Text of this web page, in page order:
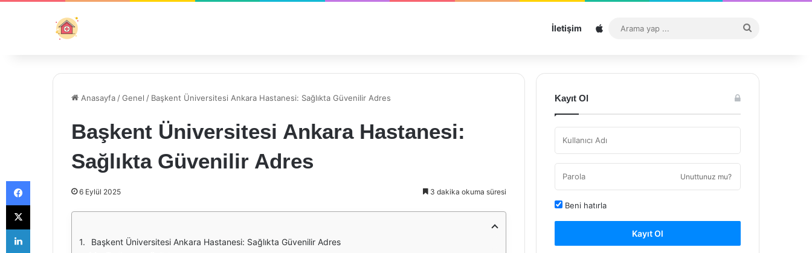
İletişim Sitemap
...
Anasayfa /Genel / Başkent Üniversitesi Ankara Hastanesi: Sağlıkta Güvenilir Adres
Başkent Üniversitesi Ankara Hastanesi:
Sağlıkta Güvenilir Adres
6 Eylül 2025 3 dakika okuma süresi
Başkent Üniversitesi Ankara Hastanesi: Sağlıkta Güvenilir Adres
Kayıt Ol
Unuttunuz mu?
Beni hatırla
Kayıt Ol
Facebook
X
LinkedIn